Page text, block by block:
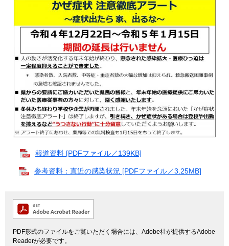
報道資料 [PDFファイル／139KB]
参考資料：直近の感染状況 [PDFファイル／3.25MB]
PDF形式のファイルをご覧いただく場合には、Adobe社が提供するAdobe
Readerが必要です。